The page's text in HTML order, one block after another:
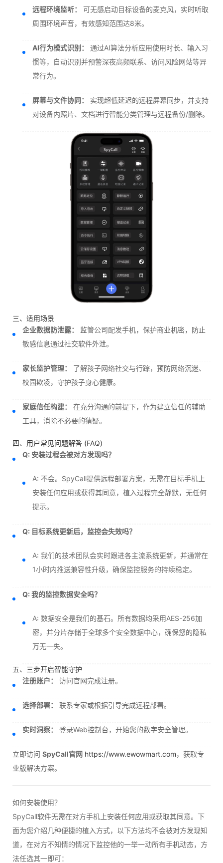
远程环境监听：
可无感启动目标设备的麦克风，实时听取
周围环境声音，有效感知范围达8米。
AI行为模式识别：
通过AI算法分析应用使用时长、输入习
惯等，自动识别并预警深夜高频联系、访问风险网站等异
常行为。
屏幕与文件协同：
实现超低延迟的远程屏幕同步，并支持
对设备内照片、文档进行智能分类管理与远程备份/删除。
三、适用场景
企业数据防泄露：
监管公司配发手机，保护商业机密，防止
敏感信息通过社交软件外泄。
家长监护管理：
了解孩子网络社交与行踪，预防网络沉迷、
校园欺凌，守护孩子身心健康。
家庭信任构建：
在充分沟通的前提下，作为建立信任的辅助
工具，消除不必要的猜疑。
四、用户常见问题解答 (FAQ)
Q: 安装过程会被对方发现吗？
A: 不会。SpyCall提供远程部署方案，无需在目标手机上
安装任何应用或获得其同意，植入过程完全静默，无任何
提示。
Q: 目标系统更新后，监控会失效吗？
A: 我们的技术团队会实时跟进各主流系统更新，并通常在
1小时内推送兼容性升级，确保监控服务的持续稳定。
Q: 我的监控数据安全吗？
A: 数据安全是我们的基石。所有数据均采用AES-256加
密，并分片存储于全球多个安全数据中心，确保您的隐私
万无一失。
五、三步开启智能守护
注册账户：
访问官网完成注册。
选择部署： 联系专家或根据引导完成远程部署。
实时洞察： 登录Web控制台，开始您的数字安全管理。
立即访问 SpyCall官网 https://www.ewowmart.com，获取专
业版解决方案。
如何安装使用？
SpyCall软件无需在对方手机上安装任何应用或获取其同意。下
面为您介绍几种便捷的植入方式，以下方法均不会被对方发现知
道，在对方不知情的情况下监控他的一举一动所有手机动态，方
法任选其一即可：